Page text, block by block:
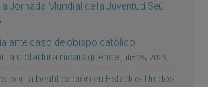
Jornada Mundial de la Juventud Seúl
ante caso de obispo católico
la dictadura nicaragüense julio 25, 2026
por la beatificación en Estados Unidos